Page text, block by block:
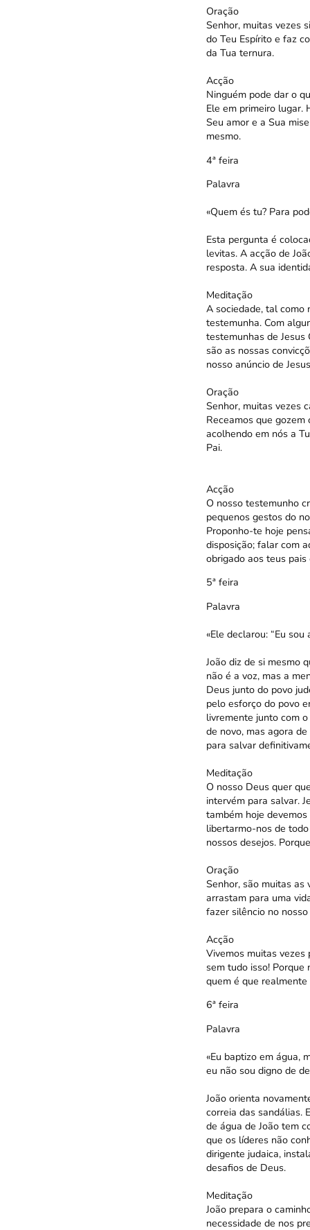
Oração
Senhor, muitas vezes
do Teu Espírito e faz
da Tua ternura.
Acção
Ninguém pode dar o
Ele em primeiro lugar.
Seu amor e a Sua
mesmo.
4ª feira
Palavra
«Quem és tu? Para
Esta pergunta é
levitas. A acção de
resposta. A sua
Meditação
A sociedade, tal como
testemunha. Com
testemunhas de Jesus
são as nossas
nosso anúncio de
Oração
Senhor, muitas vezes
Receamos que
acolhendo em nós a
Pai.
Acção
O nosso testemunho
pequenos gestos do
Proponho-te hoje
disposição; falar com
obrigado aos teus
5ª feira
Palavra
«Ele declarou: “Eu
João diz de si mesmo
não é a voz, mas a
Deus junto do povo
pelo esforço do povo
livremente junto com
de novo, mas agora
para salvar
Meditação
O nosso Deus quer
intervém para salvar.
também hoje
libertarmo-nos de
nossos desejos.
Oração
Senhor, são muitas as
arrastam para uma
fazer silêncio no
Acção
Vivemos muitas vezes
sem tudo isso!
quem é que
6ª feira
Palavra
«Eu baptizo em água,
eu não sou digno de
João orienta
correia das sandálias.
de água de João tem
que os líderes não
dirigente judaica,
desafios de Deus.
Meditação
João prepara o
necessidade de nos